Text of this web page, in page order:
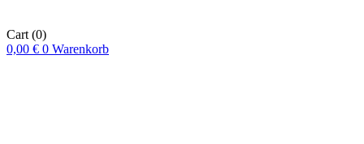
Cart (0)
0,00 € 0 Warenkorb